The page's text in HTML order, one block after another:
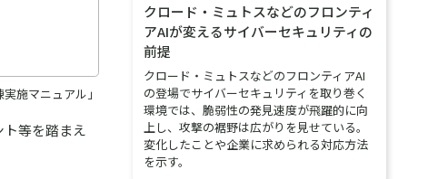
施マニュアル」
等を踏まえ
クロード・ミュトスなどのフロンティ
アAIが変えるサイバーセキュリティの
前提
クロード・ミュトスなどのフロンティアAI
の登場でサイバーセキュリティを取り巻く
環境では、脆弱性の発見速度が飛躍的に向
上し、攻撃の裾野は広がりを見せている。
変化したことや企業に求められる対応方法
を示す。